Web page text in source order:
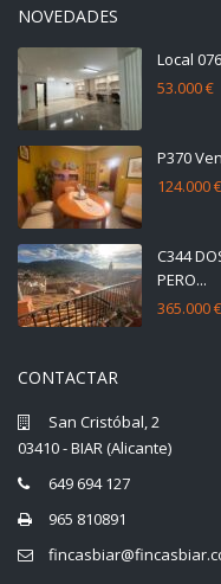
NOVEDADES
Local
53.000 €
P370
124.000 €
C344
PERO...
365.000 €
CONTACTAR
San Cristóbal, 2
03410 - BIAR (Alicante)
649 694 127
965 810891